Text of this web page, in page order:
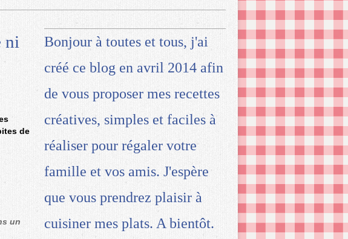
ni
de
un
Bonjour à toutes et tous, j'ai
créé ce blog en avril 2014 afin
de vous proposer mes recettes
créatives, simples et faciles à
réaliser pour régaler votre
famille et vos amis. J'espère
que vous prendrez plaisir à
cuisiner mes plats. A bientôt.